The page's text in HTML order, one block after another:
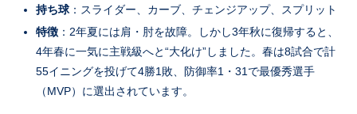
持ち球：スライダー、カーブ、チェンジアップ、スプリット
特徴：2年夏には肩・肘を故障。しかし3年秋に復帰すると、
4年春に一気に主戦級へと“大化け”しました。春は8試合で計
55イニングを投げて4勝1敗、防御率1・31で最優秀選手
（MVP）に選出されています。